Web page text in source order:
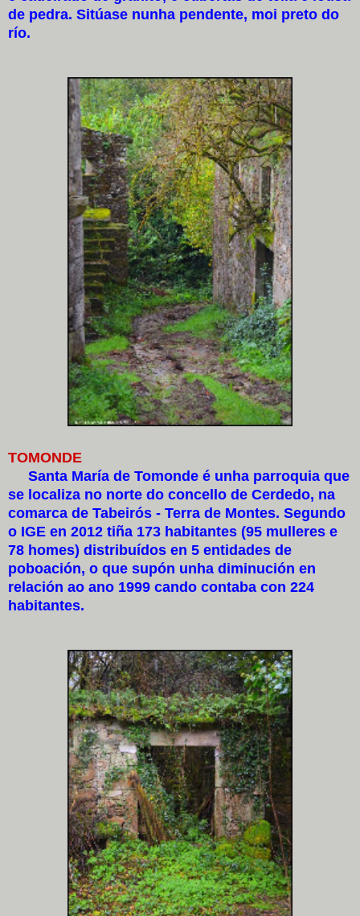
de pedra. Sitúase nunha pendente, moi preto do
río.
TOMONDE
Santa María de Tomonde é unha parroquia que
se localiza no norte do concello de Cerdedo, na
comarca de Tabeirós - Terra de Montes. Segundo
o IGE en 2012 tiña 173 habitantes (95 mulleres e
78 homes) distribuídos en 5 entidades de
poboación, o que supón unha diminución en
relación ao ano 1999 cando contaba con 224
habitantes.